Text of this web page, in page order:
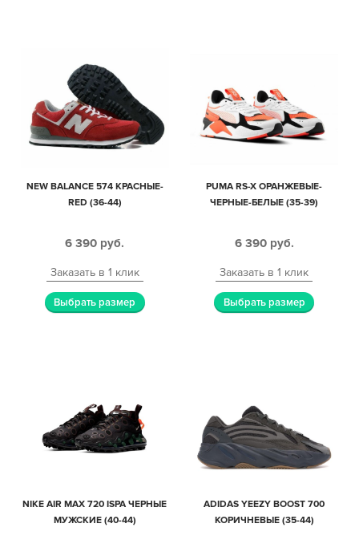
NEW BALANCE 574 КРАСНЫЕ-
RED (36-44)
6 390 руб.
Заказать в 1 клик
Выбрать размер
PUMA RS-X ОРАНЖЕВЫЕ-
ЧЕРНЫЕ-БЕЛЫЕ (35-39)
6 390 руб.
Заказать в 1 клик
Выбрать размер
NIKE AIR MAX 720 ISPA ЧЕРНЫЕ
МУЖСКИЕ (40-44)
ADIDAS YEEZY BOOST 700
КОРИЧНЕВЫЕ (35-44)